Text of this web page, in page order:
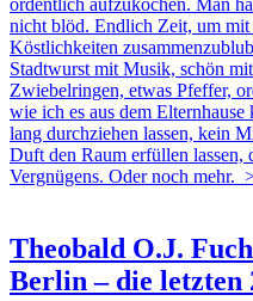
ordentlich aufzukochen. Man
nicht blöd. Endlich Zeit, um
Köstlichkeiten
Stadtwurst mit Musik, schön
Zwiebelringen, etwas Pfeffer,
wie ich es aus dem
lang durchziehen lassen, kein
Duft den Raum erfüllen lassen,
Vergnügens. Oder noch mehr.
Theobald O.J.
Berlin – die letzten